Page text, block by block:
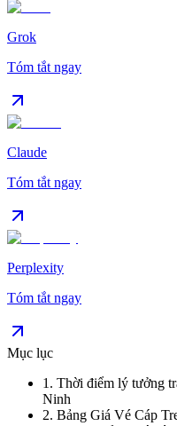
Grok
Tóm tắt ngay
Claude
Tóm tắt ngay
Perplexity
Tóm tắt ngay
Mục lục
1 . Thời điểm lý tưởng
Ninh
2. Bảng Giá Vé Cáp